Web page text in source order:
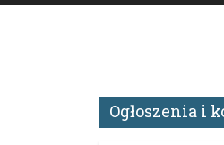
Ogłoszenia i